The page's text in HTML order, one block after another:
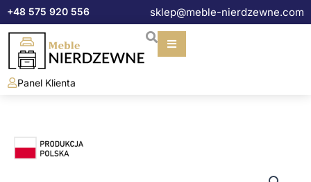
do+48 575 920 556 sklep@meble-nierdzewne.com
Panel Klienta